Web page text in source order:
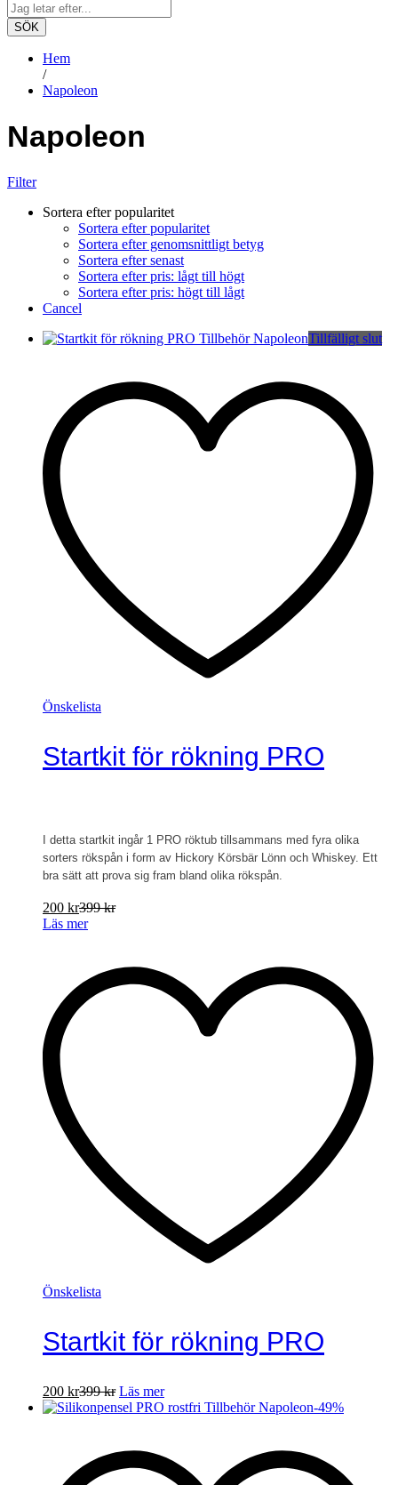
SÖK
Hem
/
Napoleon
Napoleon
Filter
Sortera efter popularitet
Sortera efter popularitet
Sortera efter genomsnittligt betyg
Sortera efter senast
Sortera efter pris: lågt till högt
Sortera efter pris: högt till lågt
Cancel
Tillfälligt slut
Önskelista
Startkit för rökning PRO
I detta startkit ingår 1 PRO röktub tillsammans med fyra olika
sorters rökspån i form av Hickory Körsbär Lönn och Whiskey. Ett
bra sätt att prova sig fram bland olika rökspån.
200 kr399kr
Läs mer
Önskelista
Startkit för rökning PRO
200 kr399kr Läs mer
-49%